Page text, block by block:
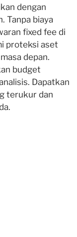
dengan
Tanpa biaya
fixed fee di
proteksi aset
depan.
budget
Dapatkan
terukur dan